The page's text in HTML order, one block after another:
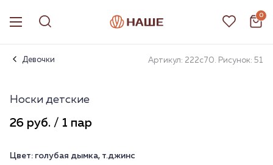
0
Девочки Артикул: 222с70. Рисунок: 51
Носки детские
26 руб. / 1 пар
Цвет: голубая дымка, т.джинс